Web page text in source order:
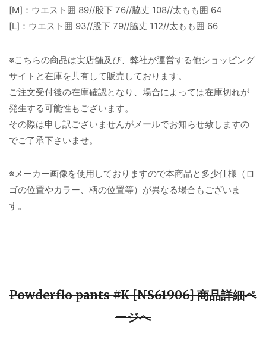
[M]：ウエスト囲 89//股下 76//脇丈 108//太もも囲 64
[L]：ウエスト囲 93//股下 79//脇丈 112//太もも囲 66
※こちらの商品は実店舗及び、弊社が運営する他ショッピング
サイトと在庫を共有して販売しております。
ご注文受付後の在庫確認となり、場合によっては在庫切れが
発生する可能性もございます。
その際は申し訳ございませんがメールでお知らせ致しますの
でご了承下さいませ。
※メーカー画像を使用しておりますので本商品と多少仕様（ロ
ゴの位置やカラー、柄の位置等）が異なる場合もございま
す。
Powderflo pants #K [NS61906] 商品詳細ペ
ージへ